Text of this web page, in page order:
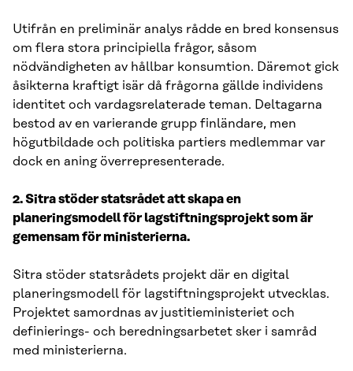
Utifrån en preliminär analys rådde en bred konsensus
om flera stora principiella frågor, såsom
nödvändigheten av hållbar konsumtion. Däremot gick
åsikterna kraftigt isär då frågorna gällde individens
identitet och vardagsrelaterade teman. Deltagarna
bestod av en varierande grupp finländare, men
högutbildade och politiska partiers medlemmar var
dock en aning överrepresenterade.
2. Sitra stöder statsrådet att skapa en
planeringsmodell för lagstiftningsprojekt som är
gemensam för ministerierna.
Sitra stöder statsrådets projekt där en digital
planeringsmodell för lagstiftningsprojekt utvecklas.
Projektet samordnas av justitieministeriet och
definierings- och beredningsarbetet sker i samråd
med ministerierna.